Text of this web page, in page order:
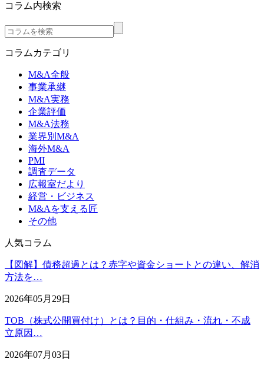
コラム内検索
コラムカテゴリ
M&A全般
事業承継
M&A実務
企業評価
M&A法務
業界別M&A
海外M&A
PMI
調査データ
広報室だより
経営・ビジネス
M&Aを支える匠
その他
人気コラム
【図解】債務超過とは？赤字や資金ショートとの違い、解消
方法を…
2026年05月29日
TOB（株式公開買付け）とは？目的・仕組み・流れ・不成
立原因…
2026年07月03日